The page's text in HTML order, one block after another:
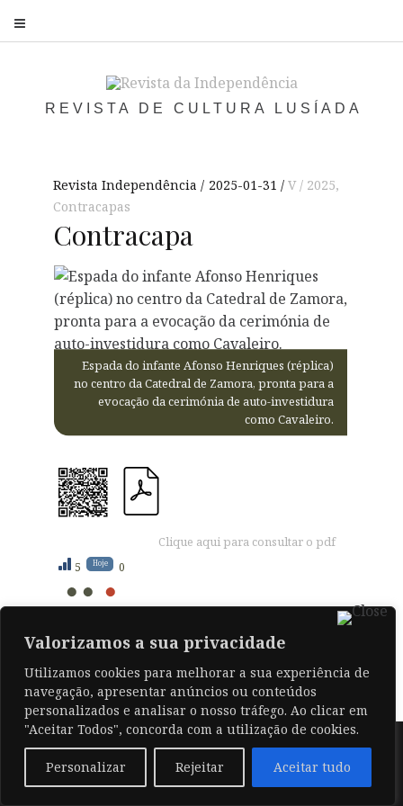
Valorizamos a sua privacidade
Utilizamos cookies para melhorar a sua experiência de
navegação, apresentar anúncios ou conteúdos
personalizados e analisar o nosso tráfego. Ao clicar em
"Aceitar Todos", concorda com a utilização de cookies.
Personalizar Rejeitar Aceitar tudo
REVISTA DE CULTURA LUSÍADA
Revista Independência 2025-01-31 V / 2025,
Contracapas
Contracapa
Espada do infante Afonso Henriques (réplica)
no centro da Catedral de Zamora, pronta para a
evocação da cerimónia de auto-investidura
como Cavaleiro.
Clique aqui para consultar o pdf
5 Hoje 0
Posted inV / 2025, Contracapas. Bookmark
thepermalink.
© 2026 .